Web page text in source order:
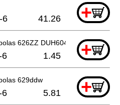
+
6 41.26
626ZZ DUH604S +
6 1.45
629ddw +
6 5.81